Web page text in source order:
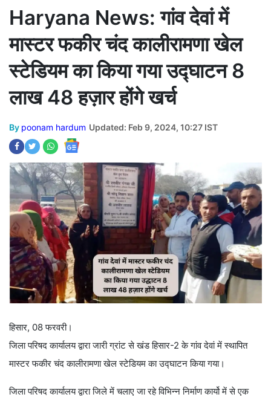
Haryana News: गांव देवां में
मास्टर फकीर चंद कालीरामणा खेल
स्टेडियम का किया गया उद्घाटन 8
लाख 48 हज़ार होंगे खर्च
By poonam hardum Updated: Feb 9, 2024, 10:27 IST
हिसार, 08 फरवरी।
जिला परिषद कार्यालय द्वारा जारी ग्रांट से खंड हिसार-2 के गांव देवां में स्थापित
मास्टर फकीर चंद कालीरामणा खेल स्टेडियम का उद्घाटन किया गया।
जिला परिषद कार्यालय द्वारा जिले में चलाए जा रहे विभिन्न निर्माण कार्यो में से एक